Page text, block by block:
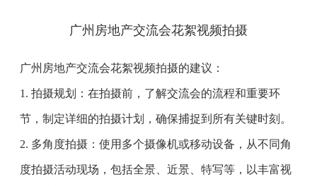
广州房地产交流会花絮视频拍摄
广州房地产交流会花絮视频拍摄的建议：
1. 拍摄规划：在拍摄前，了解交流会的流程和重要环
节，制定详细的拍摄计划，确保捕捉到所有关键时刻。
2. 多角度拍摄：使用多个摄像机或移动设备，从不同角
度拍摄活动现场，包括全景、近景、特写等，以丰富视